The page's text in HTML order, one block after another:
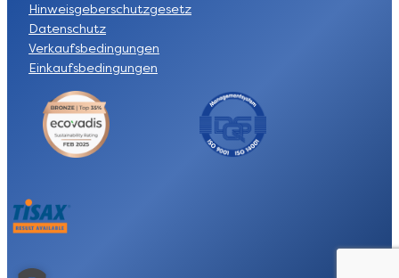
Hinweisgeberschutzgesetz
Datenschutz
Verkaufsbedingungen
Einkaufsbedingungen